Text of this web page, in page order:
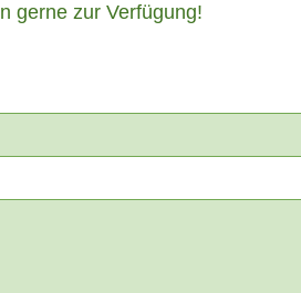
gerne zur Verfügung!